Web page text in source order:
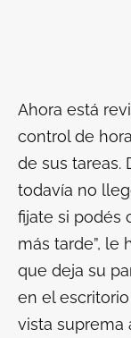
Ahora está
control de
de sus tareas.
todavía no
fijate si podés
más tarde”, le
que deja su
en el
vista suprema